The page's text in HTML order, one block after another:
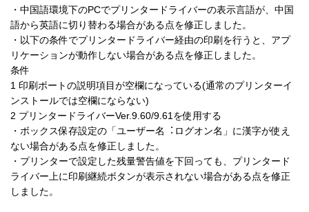
・中国語環境下のPCでプリンタードライバーの表⽰⾔語が、中国
語から英語に切り替わる場合がある点を修正しました。
・以下の条件でプリンタードライバー経由の印刷を⾏うと、アプ
リケーションが動作しない場合がある点を修正しました。
条件
1 印刷ポートの説明項⽬が空欄になっている(通常のプリンターイ
ンストールでは空欄にならない)
2 プリンタードライバーVer.9.60/9.61を使⽤する
・ボックス保存設定の「ユーザー名︓ログオン名」に漢字が使え
ない場合がある点を修正しました。
・プリンターで設定した残量警告値を下回っても、プリンタード
ライバー上に印刷継続ボタンが表⽰されない場合がある点を修正